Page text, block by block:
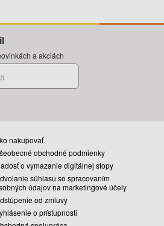
a akciách
nakupovať
obchodné podmienky
o vymazanie digitálnej stopy
súhlasu so spracovaním
údajov na marketingové účely
od zmluvy
o prístupnosti